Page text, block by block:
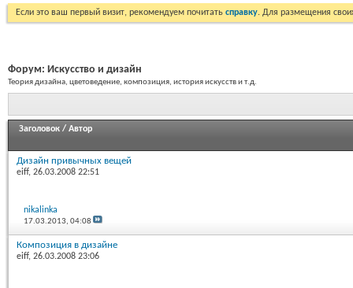
Если это ваш первый визит, рекомендуем почитать справку. Для размещения
Форум: Искусство и дизайн
Теория дизайна, цветоведение, композиция, история искусств и т.д.
Заголовок / Автор
Дизайн привычных вещей
eiff, 26.03.2008 22:51
nikalinka
17.03.2013,04:08
Композиция в дизайне
eiff, 26.03.2008 23:06